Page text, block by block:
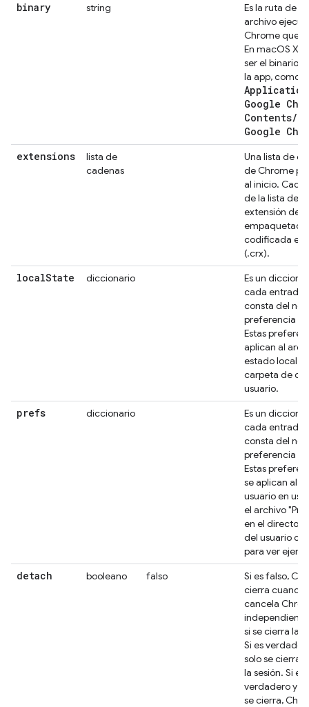
binary string
Es la ruta de
archivo
Chrome que
En macOS X,
ser el binario
la app, como
Google
Contents/
Google
extensions
lista de
cadenas
Una lista de
de Chrome
al inicio.
de la lista
extensión de
empaquetada
codificada en
(.crx).
localState diccionario
Es un
cada entrada
consta del
preferencia y
Estas
aplican al
estado local
carpeta de
usuario.
prefs diccionario
Es un
cada entrada
consta del
preferencia y
Estas
se aplican al
usuario en
el archivo
en el
del usuario de
para ver
detach booleano falso
Si es falso,
cierra cuando
cancela
si se cierra la
Si es
solo se cierra
la sesión. Si es
verdadero y la
se cierra,